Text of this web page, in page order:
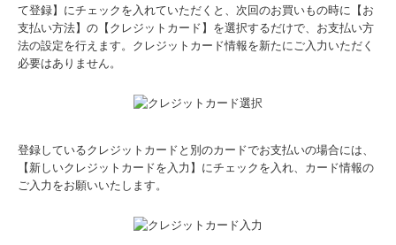
て登録】にチェックを入れていただくと、次回のお買いもの時に【お
支払い方法】の【クレジットカード】を選択するだけで、お支払い方
法の設定を行えます。クレジットカード情報を新たにご入力いただく
必要はありません。
登録しているクレジットカードと別のカードでお支払いの場合には、
【新しいクレジットカードを入力】にチェックを入れ、カード情報の
ご入力をお願いいたします。